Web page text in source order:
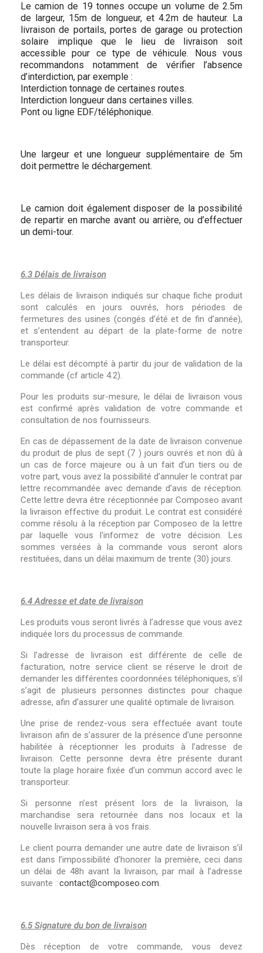
Le camion de 19 tonnes occupe un volume de 2.5m
de largeur, 15m de longueur, et 4.2m de hauteur. La
livraison de portails, portes de garage ou protection
solaire implique que le lieu de livraison soit
accessible pour ce type de véhicule. Nous vous
recommandons notamment de vérifier l’absence
d’interdiction, par exemple :
Interdiction tonnage de certaines routes.
Interdiction longueur dans certaines villes.
Pont ou ligne EDF/téléphonique.
Une largeur et une longueur supplémentaire de 5m
doit permettre le déchargement.
Le camion doit également disposer de la possibilité
de repartir en marche avant ou arrière, ou d’effectuer
un demi-tour.
6.3 Délais de livraison
Les délais de livraison indiqués sur chaque fiche produit
sont calculés en jours ouvrés, hors périodes de
fermetures des usines (congés d’été et de fin d’année),
et s’entendent au départ de la plate-forme de notre
transporteur.
Le délai est décompté à partir du jour de validation de la
commande (cf article 4.2).
Pour les produits sur-mesure, le délai de livraison vous
est confirmé après validation de votre commande et
consultation de nos fournisseurs.
En cas de dépassement de la date de livraison convenue
du produit de plus de sept (7 ) jours ouvrés et non dû à
un cas de force majeure ou à un fait d’un tiers ou de
votre part, vous avez la possibilité d’annuler le contrat par
lettre recommandée avec demande d'avis de réception.
Cette lettre devra être réceptionnée par Composeo avant
la livraison effective du produit. Le contrat est considéré
comme résolu à la réception par Composeo de la lettre
par laquelle vous l'informez de votre décision. Les
sommes versées à la commande vous seront alors
restituées, dans un délai maximum de trente (30) jours.
6.4 Adresse et date de livraison
Les produits vous seront livrés à l’adresse que vous avez
indiquée lors du processus de commande.
Si l’adresse de livraison est différente de celle de
facturation, notre service client se réserve le droit de
demander les différentes coordonnées téléphoniques, s’il
s’agit de plusieurs personnes distinctes pour chaque
adresse, afin d’assurer une qualité optimale de livraison.
Une prise de rendez-vous sera effectuée avant toute
livraison afin de s’assurer de la présence d’une personne
habilitée à réceptionner les produits à l’adresse de
livraison. Cette personne devra être présente durant
toute la plage horaire fixée d’un commun accord avec le
transporteur.
Si personne n’est présent lors de la livraison, la
marchandise sera retournée dans nos locaux et la
nouvelle livraison sera à vos frais.
Le client pourra demander une autre date de livraison s’il
est dans l’impossibilité d’honorer la première, ceci dans
un délai de 48h avant la livraison, par mail à l’adresse
suivante : contact@composeo.com.
6.5 Signature du bon de livraison
Dès réception de votre commande, vous devez